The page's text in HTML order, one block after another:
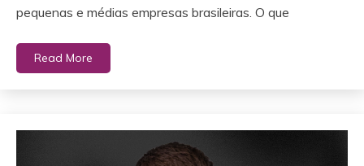
pequenas e médias empresas brasileiras. O que
Read More